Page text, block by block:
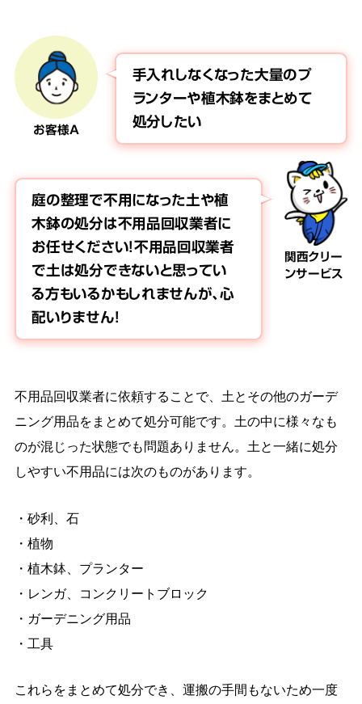
お客様A
手入れしなくなった大量のプ
ランターや植木鉢をまとめて
処分したい
関西クリー
ンサービス
庭の整理で不用になった土や植
木鉢の処分は不用品回収業者に
お任せください！不用品回収業者
で土は処分できないと思ってい
る方もいるかもしれませんが、心
配いりません！
不用品回収業者に依頼することで、土とその他のガーデ
ニング用品をまとめて処分可能です。土の中に様々なも
のが混じった状態でも問題ありません。土と一緒に処分
しやすい不用品には次のものがあります。
・砂利、石
・植物
・植木鉢、プランター
・レンガ、コンクリートブロック
・ガーデニング用品
・工具
これらをまとめて処分でき、運搬の手間もないため一度